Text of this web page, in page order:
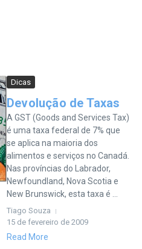
Dicas
Devolução de Taxas
A GST (Goods and Services Tax)
é uma taxa federal de 7% que
se aplica na maioria dos
alimentos e serviços no Canadá.
Nas províncias do Labrador,
Newfoundland, Nova Scotia e
New Brunswick, esta taxa é ...
Tiago Souza
15 de fevereiro de 2009
Read More